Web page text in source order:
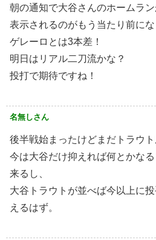
朝の通知で大谷さんのホームラ
表示されるのがもう当たり前に
ゲレーロとは3本差！
明日はリアル二刀流かな？
投打で期待ですね！
名無しさん
後半戦始まったけどまだトラウト
今は大谷だけ抑えれば何とかな
来るし、
大谷トラウトが並べば今以上に
えるはず。